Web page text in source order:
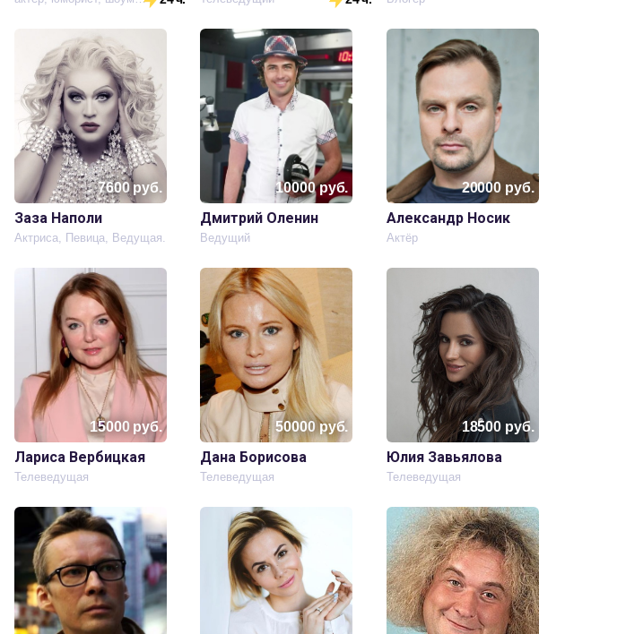
7600руб.
Заза Наполи
Актриса, Певица, Ведущая.
10000руб.
Дмитрий Оленин
Ведущий
20000 руб.
Александр Носик
Актёр
15000 руб.
Лариса Вербицкая
Телеведущая
50000руб.
Дана Борисова
Телеведущая
18500 руб.
Юлия Завьялова
Телеведущая